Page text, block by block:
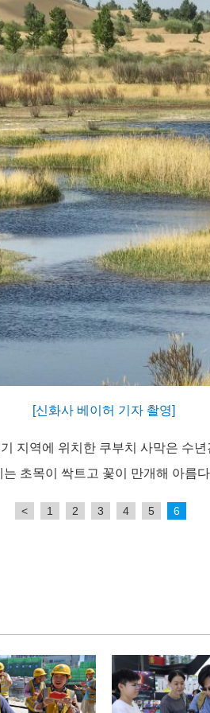
[신화사 베이허 기자 촬영]
지역에 위치한 쿠부치 사막은 수
초목이 싹트고 꽃이 만개해 아름
< 1 2 3 4 5 6